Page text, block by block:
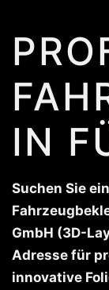
IN
Suchen Sie
GmbH (3D-
Adresse für
innovative